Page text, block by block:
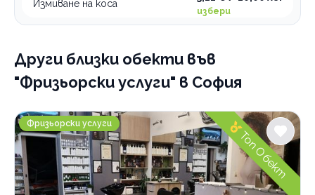
Измиване на коса
избери
Други близки обекти във
"Фризьорски услуги" в София
Kikimora Beauty Studio
Фризьорски услуги
Топ Обект